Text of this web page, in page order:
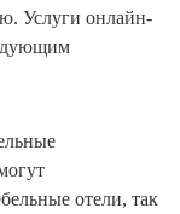
Услуги онлайн-
отели, так